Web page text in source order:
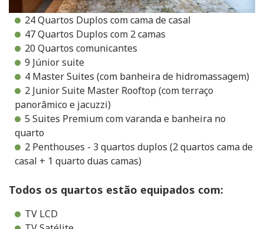
24 Quartos Duplos com cama de casal
47 Quartos Duplos com 2 camas
20 Quartos comunicantes
9 Júnior suite
4 Master Suites (com banheira de hidromassagem)
2 Junior Suite Master Rooftop (com terraço
panorâmico e jacuzzi)
5 Suites Premium com varanda e banheira no
quarto
2 Penthouses - 3 quartos duplos (2 quartos cama de
casal + 1 quarto duas camas)
Todos os quartos estão equipados com:
TV LCD